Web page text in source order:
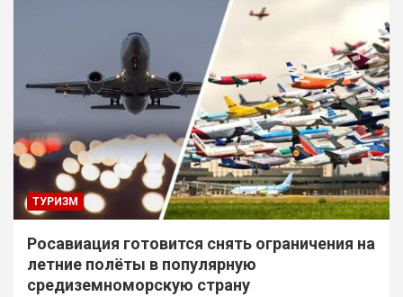
ТУРИЗМ
Росавиация готовится снять ограничения на
летние полёты в популярную
средиземноморскую страну